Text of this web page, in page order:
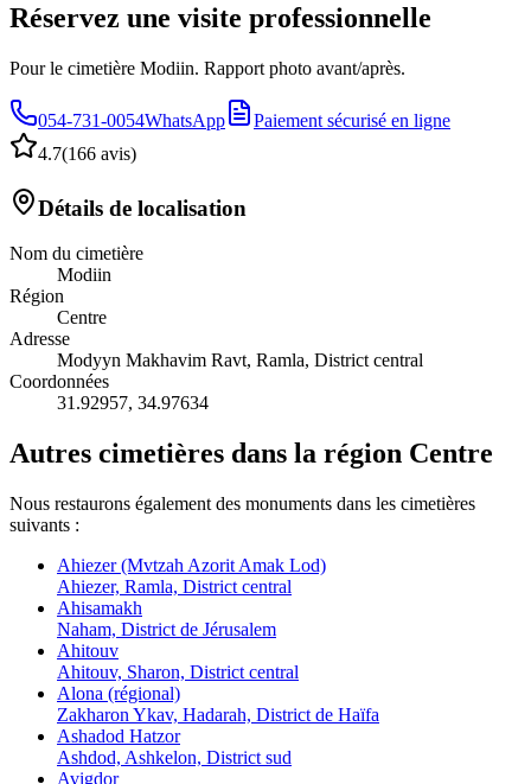
Réservez une visite professionnelle
Pour le cimetière Modiin. Rapport photo avant/après.
054-731-0054WhatsApp
Paiement sécurisé en ligne
4.7(166 avis)
Détails de localisation
Nom du cimetière
Modiin
Région
Centre
Adresse
Modyyn Makhavim Ravt, Ramla, District central
Coordonnées
31.92957, 34.97634
Autres cimetières dans la région Centre
Nous restaurons également des monuments dans les cimetières
suivants :
Ahiezer (Mvtzah Azorit Amak Lod)
Ahiezer, Ramla, District central
Ahisamakh
Naham, District de Jérusalem
Ahitouv
Ahitouv, Sharon, District central
Alona (régional)
Zakharon Ykav, Hadarah, District de Haïfa
Ashadod Hatzor
Ashdod, Ashkelon, District sud
Avigdor